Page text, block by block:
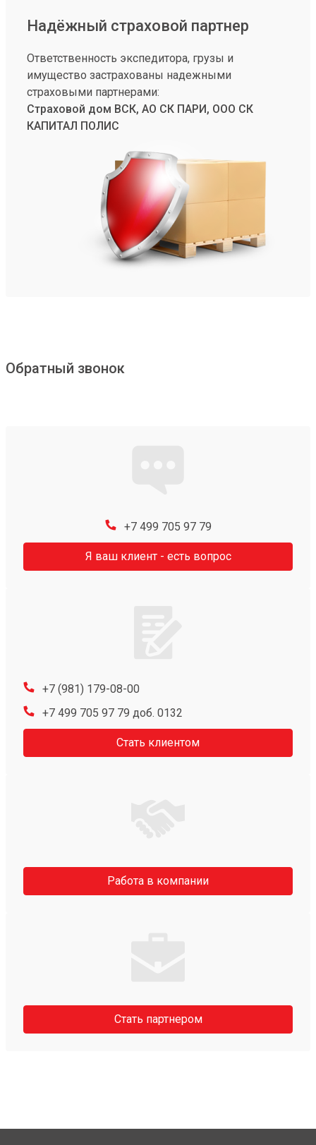
Надёжный страховой партнер
Ответственность экспедитора, грузы и
имущество застрахованы надежными
страховыми партнерами:
Страховой дом ВСК, АО СК ПАРИ, ООО СК
КАПИТАЛ ПОЛИС
Обратный звонок
+7 499 705 97 79
Я ваш клиент - есть вопрос
+7 (981) 179-08-00
+7 499 705 97 79 доб. 0132
Стать клиентом
Работа в компании
Стать партнером